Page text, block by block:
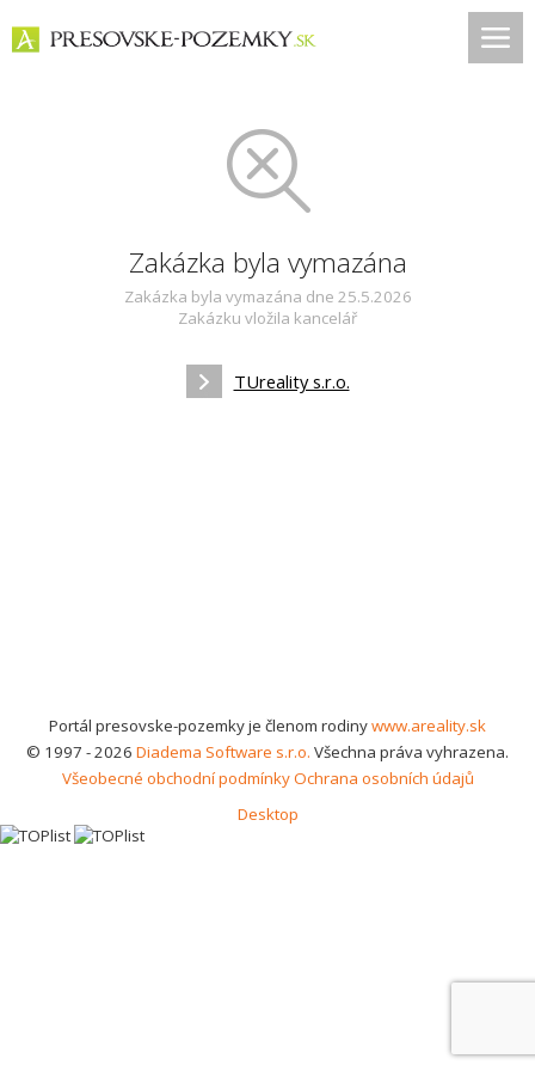
Zakázka byla vymazána
Zakázka byla vymazána dne 25.5.2026
Zakázku vložila kancelář
TUreality s.r.o.
Portál presovske-pozemky je členom rodinywww.areality.sk
© 1997 - 2026 Diadema Software s.r.o. Všechna práva vyhrazena.
Všeobecné obchodní podmínkyOchrana osobních údajů
Desktop